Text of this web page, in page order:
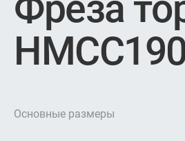
Основные размеры